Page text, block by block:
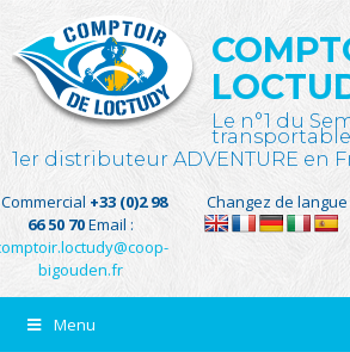
Le n°1 du
transportable
1er distributeur ADVENTURE en
+33 (0)2 98
66 50 70Email :
bigouden.fr
Changez de langue
Menu